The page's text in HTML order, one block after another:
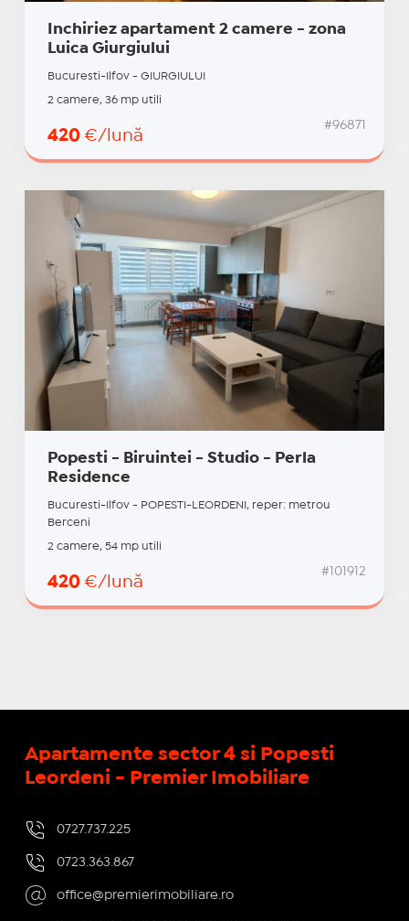
Inchiriez apartament 2 camere - zona
Luica Giurgiului
Bucuresti-Ilfov - GIURGIULUI
2 camere, 36 mp utili
420 €/lună
#96871
Popesti - Biruintei - Studio - Perla
Residence
Bucuresti-Ilfov - POPESTI-LEORDENI, reper: metrou
Berceni
2 camere, 54 mp utili
420 €/lună
#101912
Apartamente sector 4 si Popesti
Leordeni - Premier Imobiliare
0727.737.225
0723.363.867
office@premierimobiliare.ro